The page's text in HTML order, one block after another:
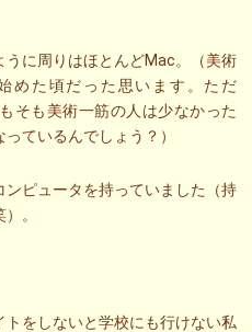
に周りはほとんどMac。（美術
めた頃だった思います。ただ
そも美術一筋の人は少なかった
ているんでしょう？）
ピュータを持っていました（持
。
をしないと学校にも行けない私